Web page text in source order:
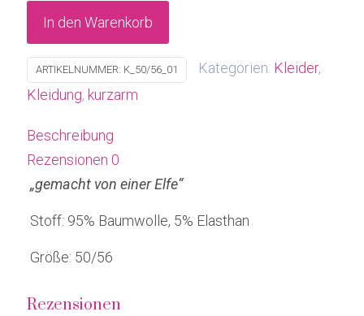
In den Warenkorb
ARTIKELNUMMER: K_50/56_01 Kategorien: Kleider,
Kleidung, kurzarm
Beschreibung
Rezensionen 0
„gemacht von einer Elfe“
Stoff: 95% Baumwolle, 5% Elasthan
Größe: 50/56
Rezensionen